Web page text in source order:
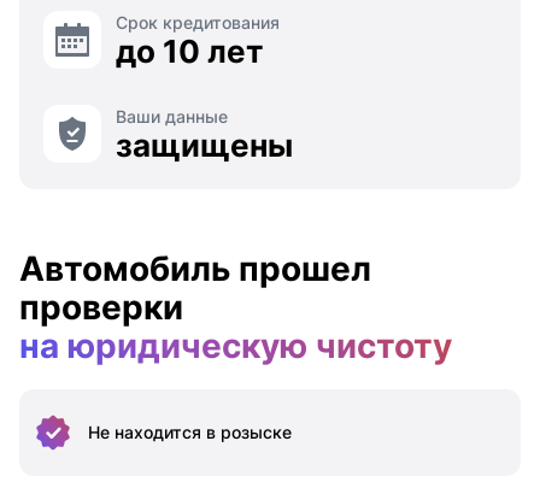
Срок кредитования
до 10 лет
Ваши данные
защищены
Автомобиль прошел
проверки
на юридическую чистоту
Не находится в розыске